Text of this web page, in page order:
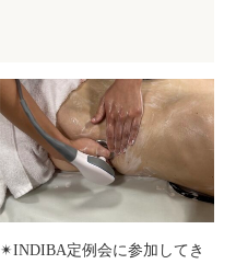
✴︎INDIBA定例会に参加してき